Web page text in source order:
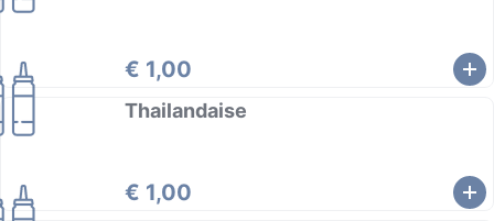
€ 1,00
Thailandaise
€ 1,00